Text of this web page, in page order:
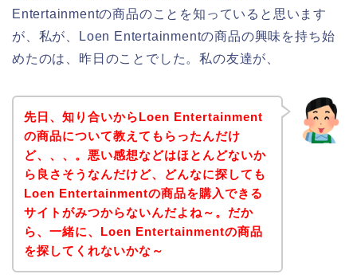
Entertainmentの商品のことを知っていると思います
が、私が、Loen Entertainmentの商品の興味を持ち始
めたのは、昨日のことでした。私の友達が、
先日、知り合いからLoen Entertainment
の商品について教えてもらったんだけ
ど、、、。悪い感想などはほとんどないか
ら良さそうなんだけど、どんなに探しても
Loen Entertainmentの商品を購入できる
サイトがみつからないんだよね～。だか
ら、一緒に、Loen Entertainmentの商品
を探してくれないかな～